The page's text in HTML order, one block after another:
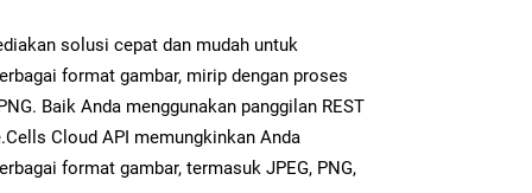
solusi cepat dan mudah untuk
format gambar, mirip dengan proses
Baik Anda menggunakan panggilan REST
Cloud API memungkinkan Anda
format gambar, termasuk JPEG, PNG,